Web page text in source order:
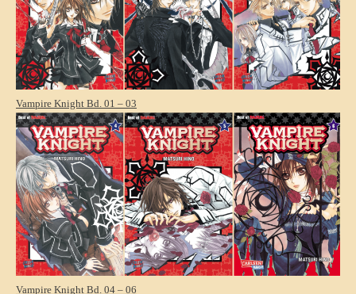
Vampire Knight Bd. 01 – 03
Vampire Knight Bd. 04 – 06